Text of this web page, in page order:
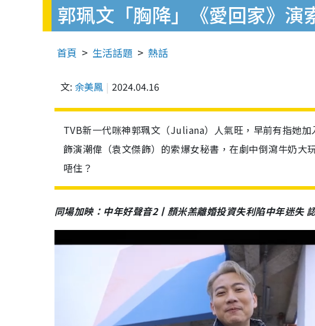
郭珮文「胸降」《愛回家》
首頁 生活話題 熱話
文: 余美鳳 2024.04.16
TVB新一代咪神郭珮文（Juliana）人氣旺，早前有指她
飾演潮偉（袁文傑飾）的索爆女秘書，在劇中倒瀉牛奶
唔住？
同場加映：中年好聲音2丨顏米羔離婚投資失利陷中年迷失